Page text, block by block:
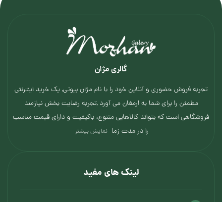
گالری مژان
تجربه فروش حضوری و آنلاین خود را با نام مژان بیوتی, یک خرید اینترنتی
مطمئن را برای شما به ارمغان می آورد ,تجربه رضایت بخش نیازمند
فروشگاهی است که بتواند کالاهایی متنوع، باکیفیت و دارای قیمت مناسب
را در مدت زما نمایش بیشتر
لینک های مفید